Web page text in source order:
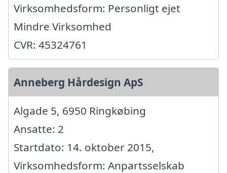
Virksomhedsform: Personligt ejet
Mindre Virksomhed
CVR: 45324761
Anneberg Hårdesign ApS
Algade 5, 6950 Ringkøbing
Ansatte: 2
Startdato: 14. oktober 2015,
Virksomhedsform: Anpartsselskab